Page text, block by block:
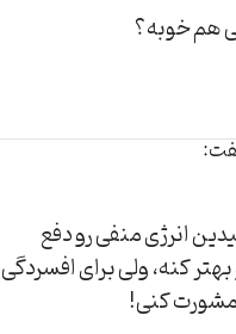
هم خوبه؟
انرژی منفی رو دفع
کنه، ولی برای افسردگی
کنی!